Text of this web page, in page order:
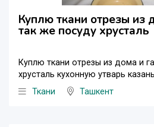
Куплю ткани отрезы из
так же посуду хрусталь
Куплю ткани отрезы из дома и
хрусталь кухонную утварь
Ткани
Ташкент